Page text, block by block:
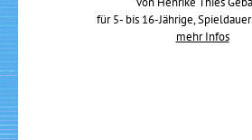
für 5- bis 16-Jährige,
mehr Infos